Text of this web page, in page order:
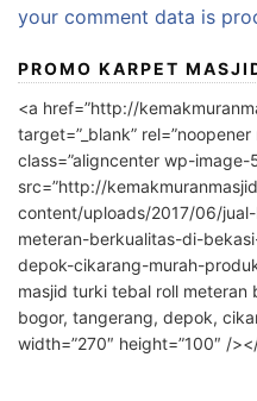
your comment data is
PROMO KARPET
<a href=”http://
target=”_blank”
class=”aligncenter wp-image-
src=”http://
content/uploads/2017/06/
meteran-berkualitas-di-
depok-cikarang-murah-
masjid turki tebal roll meteran
bogor, tangerang, depok,
width=”270″ height=”100″ /